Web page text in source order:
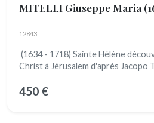
MITELLI Giuseppe Maria
12843
(1634 - 1718) Sainte Hélène
Christ à Jérusalem d'après Jacopo
450 €